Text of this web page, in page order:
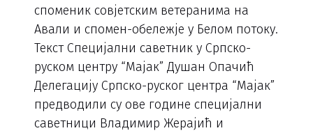
споменик совјетским ветеранима на
Авали и спомен-обележје у Белом потоку.
Текст Специјални саветник у Српско-
руском центру “Мајак” Душан Опачић
Делегацију Српско-руског центра “Мајак”
предводили су ове године специјални
саветници Владимир Жерајић и